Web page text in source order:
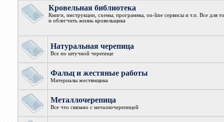
Кровельная библиотека
Книги, инструкции, схемы, программы, on-line сервисы и т.п. Все для
и облегчить жизнь кровельщика
Натуральная черепица
Все по штучной черепице
Фальц и жестяные работы
Материалы жестянщика
Металлочерепица
Все что связано с металлочерепицей